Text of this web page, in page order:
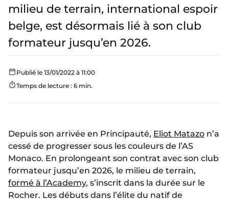
milieu de terrain, international espoir
belge, est désormais lié à son club
formateur jusqu’en 2026.
Publié le 13/01/2022 à 11:00
Temps de lecture : 6 min.
Depuis son arrivée en Principauté, Eliot Matazo n’a
cessé de progresser sous les couleurs de l’AS
Monaco. En prolongeant son contrat avec son club
formateur jusqu’en 2026, le milieu de terrain,
formé à l’Academy, s’inscrit dans la durée sur le
Rocher. Les débuts dans l’élite du natif de